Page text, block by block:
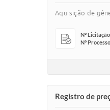
Aquisição de
Nº
Nº
Registro de